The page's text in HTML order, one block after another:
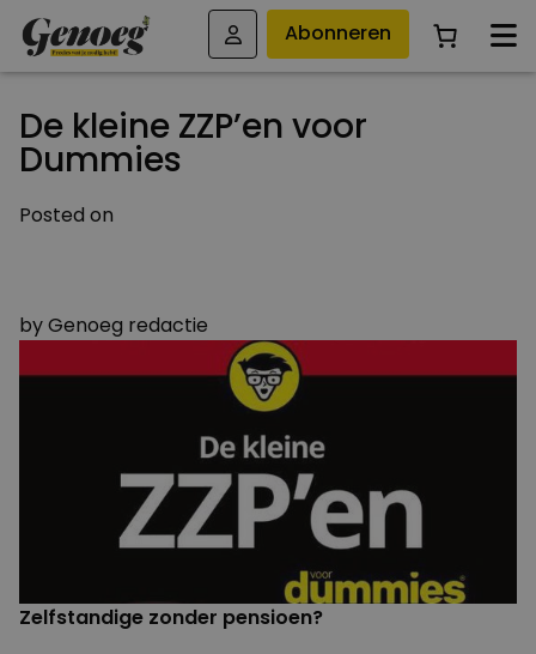
Abonneren
De kleine ZZP’en voor
Dummies
Posted on
byGenoeg redactie
Zelfstandige zonder pensioen?